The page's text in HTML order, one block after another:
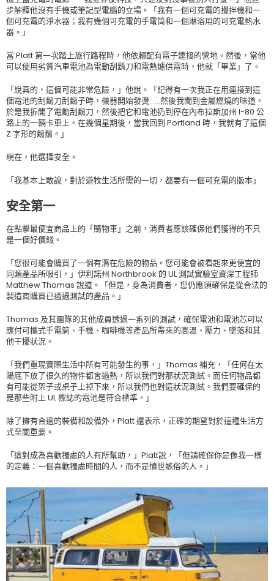
步解釋他沒有手機或筆記型電腦的立場。「我有一個可充電的攪拌機和一
個可充電的淨水器；我有幾個可充電的手電筒和一個淋浴用的可充電熱水
器。」
當 Platt 第一次踏上旅行路程時，他依賴配有電子連接的營地。然後，當他
可以使用劣質汽車電池為電動刮鬍刀和電熱爐供電時，他就「畢業」了。
「說真的，這個可能非常危險，」他說。「記得有一次我正在用連接到這
個電池的刮鬍刀刮鬍子時，機器開始發燙……然後我聞到金屬燃燒的味道。
於是我拆開了電動刮鬍刀，然後把它和電池扔到停在內布拉斯加州 I-80 公
路上的一輛卡車上。在幾個星期後，當我回到 Portland 時，我就有了這個
Z 字形的鬍鬚。」
現在，他選擇安全。
「我基本上敢說，對於遊牧生活所需的一切，都要有一個可充電的版本」
安全第一
在點擊最便宜商品上的「購物車」之前，消費者應該確保他們獲得的不只
是一個好價錢。
「您很可能會購買了一個有潛在危險的物品。您可能會被看起來更便宜的
同類產品所吸引，」伊利諾州 Northbrook 的 UL 測試實驗室資深工程師
Matthew Thomas 說道。「但是，身為消費者，您仍應須確保是從合法的
製造商購買已通過測試的產品。」
Thomas 及其團隊的其他成員透過一系列的測試，確保電池和電池芯可以
應付可攜式手電筒、手機、咖啡機等產品所帶來的高溫、壓力、墜落和其
他干擾狀況。
「我們重現實際生活中所有可能發生的事，」Thomas 補充，「任何在太
陽底下放了很久的物件都會過熱，所以我們對那狀況測試。而任何物品都
有可能從架子或桌子上掉下來，所以我們也對這狀況測試。我們要確保的
是那些附上 UL 標誌的電池是符合標準。」
除了擁有合適的裝備和設備外，Platt 還表示，正確的期望對於這種生活方
式至關重要。
「這對成為喜歡獨處的人有所幫助，」Platt說，「但請確保你是像我一樣
的定義：一個喜歡獨處時間的人，而不是憤世嫉俗的人。」